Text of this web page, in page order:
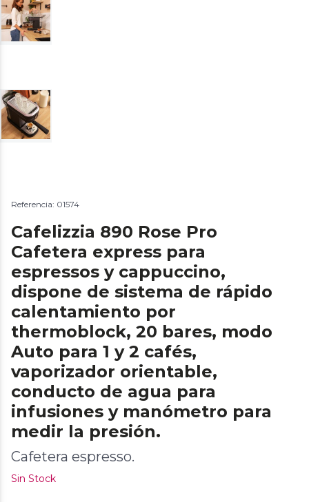
Referencia: 01574
Cafelizzia 890 Rose Pro
Cafetera express para
espressos y cappuccino,
dispone de sistema de rápido
calentamiento por
thermoblock, 20 bares, modo
Auto para 1 y 2 cafés,
vaporizador orientable,
conducto de agua para
infusiones y manómetro para
medir la presión.
Cafetera espresso.
Sin Stock